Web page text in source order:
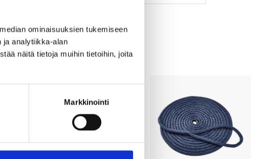
ominaisuuksien tukemiseen
ja analytiikka-alan
näitä tietoja muihin tietoihin, joita
Markkinointi